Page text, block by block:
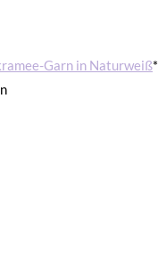
Garn in Naturweiß*